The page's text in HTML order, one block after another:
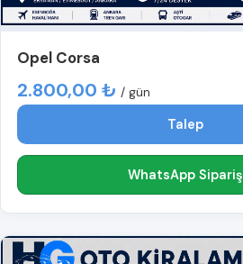
Opel Corsa
2.800,00 ₺ / gün
Talep
WhatsApp Sipariş